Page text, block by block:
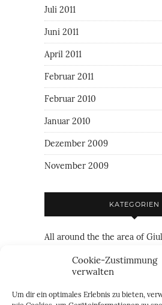
Cookie-Zustimmung
verwalten
Um dir ein optimales Erlebnis zu bieten,
Juli 2011
Juni 2011
April 2011
Februar 2011
Februar 2010
Januar 2010
Dezember 2009
November 2009
KATEGORIEN
All around the the area of